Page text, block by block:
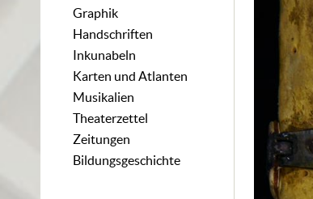
Graphik
Handschriften
Inkunabeln
Karten und Atlanten
Musikalien
Theaterzettel
Zeitungen
Bildungsgeschichte